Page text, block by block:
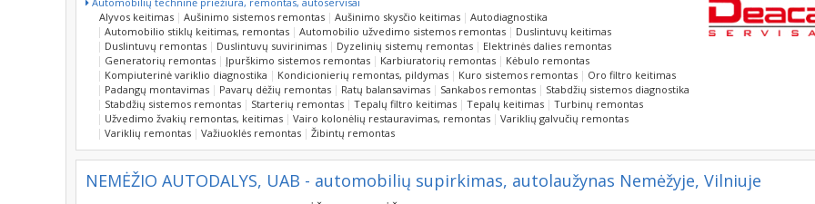
Alyvos keitimas
Aušinimo sistemos remontas Aušinimo skysčio keitimas
Autodiagnostika
Automobilio stiklų keitimas, remontas
Automobilio užvedimo sistemos remontas
Duslintuvų keitimas
Duslintuvų remontas
Duslintuvų suvirinimas Dyzelinių sistemų remontas
Elektrinės dalies remontas
Generatorių remontas
Įpurškimo sistemos remontas Karbiuratorių remontas
Kėbulo remontas
Kompiuterinė variklio diagnostika
Kondicionierių remontas, pildymas Kuro sistemos remontas
Oro filtro keitimas
Padangų montavimas
Pavarų dėžių remontas Ratų balansavimas Sankabos remontas
Stabdžių sistemos diagnostika
Stabdžių sistemos remontas
Starterių remontas Tepalų filtro keitimas Tepalų keitimas
Turbinų remontas
Užvedimo žvakių remontas, keitimas
Vairo kolonėlių restauravimas, remontas
Variklių galvučių remontas
Variklių remontas
Važiuoklės remontas Žibintų remontas
NEMĖŽIO AUTODALYS, UAB - automobilių supirkimas, autolaužynas Nemėžyje, Vilniuje